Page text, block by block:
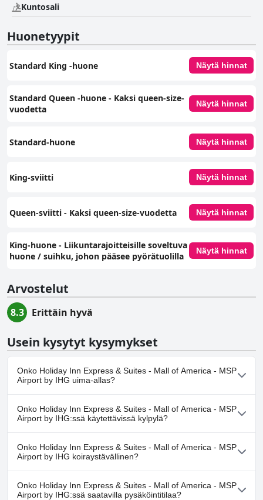
Kuntosali
Huonetyypit
Standard King ‑huone Näytä hinnat
Standard Queen -huone - Kaksi queen-size-
vuodetta
Näytä hinnat
Standard-huone Näytä hinnat
King-sviitti Näytä hinnat
Queen-sviitti - Kaksi queen-size-vuodetta Näytä hinnat
King-huone - Liikuntarajoitteisille soveltuva
huone / suihku, johon pääsee pyörätuolilla
Näytä hinnat
Arvostelut
8.3 Erittäin hyvä
Usein kysytyt kysymykset
Onko Holiday Inn Express & Suites - Mall of America - MSP
Airport by IHG uima-allas?
Kyllä, Holiday Inn Express & Suites - Mall of America - MSP Airport
by IHG:ssä on uima-allas/altaita, jotka kuuluvat yhteen tai
useampaan seuraavista luokista: Lämmitetty uima-allas,
Sisäuima-allas.Lisätietoja saatUima-allas-kyselylomakkeen
vastauksista.
Onko Holiday Inn Express & Suites - Mall of America - MSP
Airport by IHG:ssä käytettävissä kylpylä?
Ei, Holiday Inn Express & Suites - Mall of America - MSP Airport by
IHG ei tarjoa kylpylää.
Onko Holiday Inn Express & Suites - Mall of America - MSP
Airport by IHG koiraystävällinen?
Ei, Holiday Inn Express & Suites - Mall of America - MSP Airport by
IHG ei salli koiria.
Onko Holiday Inn Express & Suites - Mall of America - MSP
Airport by IHG:ssä saatavilla pysäköintitilaa?